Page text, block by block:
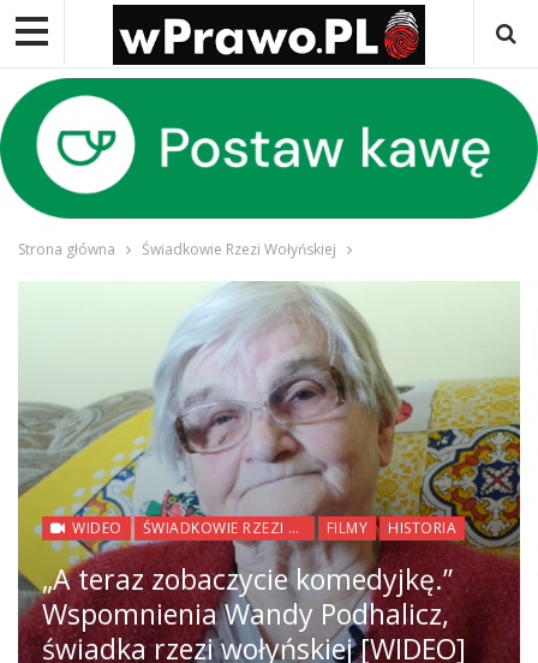
Strona główna Świadkowie Rzezi Wołyńskiej
WIDEO ŚWIADKOWIE RZEZI WOŁYŃSKIEJ FILMY HISTORIA
„A teraz zobaczycie komedyjkę.”
Wspomnienia Wandy Podhalicz,
świadka rzezi wołyńskiej [WIDEO]